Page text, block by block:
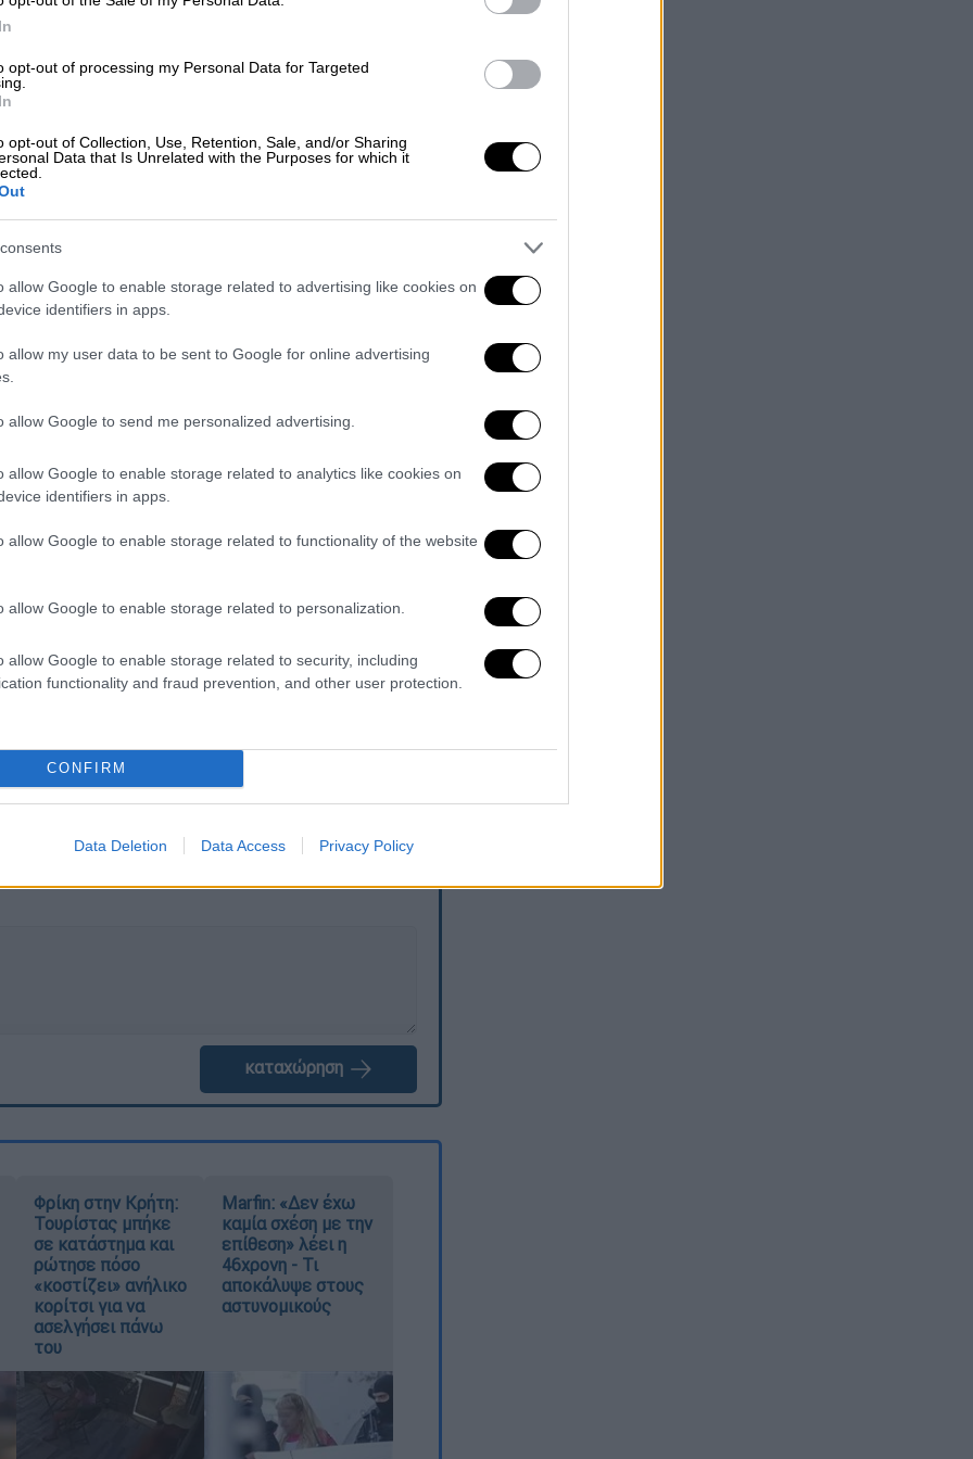
opt-out of processing my Personal Data for Targeted
opt-out of Collection, Use, Retention, Sale, and/or Sharing
Data that Is Unrelated with the Purposes for which it
allow Google to enable storage related to advertising like cookies on
identifiers in apps.
allow my user data to be sent to Google for online advertising
allow Google to send me personalized advertising.
allow Google to enable storage related to analytics like cookies on
identifiers in apps.
allow Google to enable storage related to functionality of the website
allow Google to enable storage related to personalization.
allow Google to enable storage related to security, including
functionality and fraud prevention, and other user protection.
CONFIRM
Data Deletion Data Access Privacy Policy
έχει κινητό τηλέφωνο και το 85%
ότι η καταστροφολογία και η
media μπορούν να έχουν «τρομερές
ευεξία». Συγκεκριμένα, ο κ. Shabahang
ανθρώπους «άγχος, αγωνία,
το νόημα της ζωής».
κοινωνικής δικτύωσης έχει γίνει
έχει αρνητικό ψυχολογικό
το τραύμα», ανέφερε σε δήλωσή του ο
φοιτητές, για να διερευνήσει αν
υγείας και της υπερβολικής χρήσης του
αισθάνονταν, προτού ερωτηθούν
Τα αποτελέσματα έδειξαν ότι όσοι
είχαν υψηλότερο υπαρξιακό
αποκάλυψαν συμπτώματα
ΕΘΝΟΣ θα παρεμβαίνει και τα προσβλητικά σχόλια θα
καταχώρηση
Φρίκη στην Κρήτη:
Τουρίστας μπήκε
σε κατάστημα και
ρώτησε πόσο
«κοστίζει» ανήλικο
κορίτσι για να
ασελγήσει πάνω
του
Marfin: «Δεν έχω
καμία σχέση με την
επίθεση» λέει η
46χρονη - Τι
αποκάλυψε στους
αστυνομικούς